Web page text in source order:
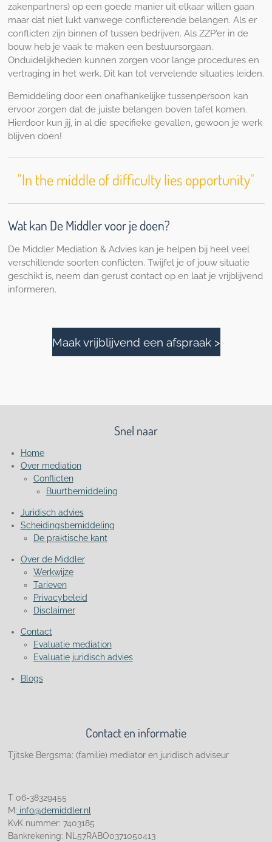
zakenpartners) op een goede manier uit elkaar willen gaan
maar dat niet lukt vanwege conflicterende belangen. Als er
conflicten zijn binnen of tussen bedrijven. Als ZZP'er in de
bouw heb je vaak te maken een bestuursorgaan.
Onduidelijkheden kunnen zorgen voor lange procedures en
vertraging in het werk. Dit kan tot vervelende situaties leiden.
Bemiddeling door een onafhankelijke tussenpersoon kan
ervoor zorgen dat de juiste belangen boven tafel komen.
Hierdoor kun jij, in al die specifieke gevallen, gewoon je werk
blijven doen!
"In the middle of difficulty lies opportunity"
Wat kan De Middler voor je doen?
De Middler Mediation & Advies kan je helpen bij heel veel
verschillende soorten conflicten. Twijfel je of jouw situatie
geschikt is, neem dan gerust contact op en laat je vrijblijvend
informeren.
Maak vrijblijvend een afspraak >
Snel naar
Home
Over mediation
Conflicten
Buurtbemiddeling
Juridisch advies
Scheidingsbemiddeling
De praktische kant
Over de Middler
Werkwijze
Tarieven
Privacybeleid
Disclaimer
Contact
Evaluatie mediation
Evaluatie juridisch advies
Blogs
Contact en informatie
Tjitske Bergsma: (familie) mediator en juridisch adviseur
T 06-38329455
M: info@demiddler.nl
KvK nummer: 7403185
Bankrekening: NL57RABO0371050413